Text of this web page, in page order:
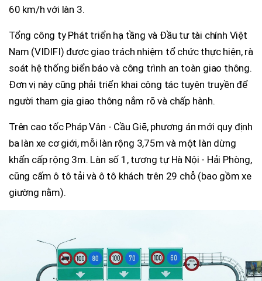
60 km/h với làn 3.
Tổng công ty Phát triển hạ tầng và Đầu tư tài chính Việt
Nam (VIDIFI) được giao trách nhiệm tổ chức thực hiện, rà
soát hệ thống biển báo và công trình an toàn giao thông.
Đơn vị này cũng phải triển khai công tác tuyên truyền để
người tham gia giao thông nắm rõ và chấp hành.
Trên cao tốc Pháp Vân - Cầu Giẽ, phương án mới quy định
ba làn xe cơ giới, mỗi làn rộng 3,75m và một làn dừng
khẩn cấp rộng 3m. Làn số 1, tương tự Hà Nội - Hải Phòng,
cũng cấm ô tô tải và ô tô khách trên 29 chỗ (bao gồm xe
giường nằm).